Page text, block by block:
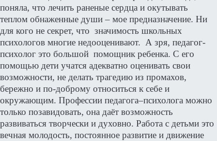
поняла, что лечить раненые сердца и окутывать
теплом обнаженные души – мое предназначение. Ни
для кого не секрет, что значимость школьных
психологов многие недооценивают. А зря, педагог-
психолог это большой помощник ребенка. С его
помощью дети учатся адекватно оценивать свои
возможности, не делать трагедию из промахов,
бережно и по-доброму относиться к себе и
окружающим. Профессии педагога–психолога можно
только позавидовать, она даёт возможность
развиваться творчески и духовно. Работа с детьми это
вечная молодость, постоянное развитие и движение